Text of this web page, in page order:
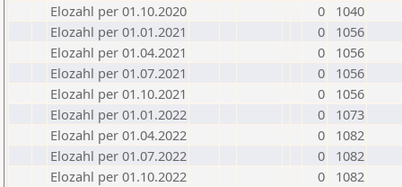
Elozahl per 01.10.2020
0
1040
Elozahl per 01.01.2021
0
1056
Elozahl per 01.04.2021
0
1056
Elozahl per 01.07.2021
0
1056
Elozahl per 01.10.2021
0
1056
Elozahl per 01.01.2022
0
1073
Elozahl per 01.04.2022
0
1082
Elozahl per 01.07.2022
0
1082
Elozahl per 01.10.2022
0
1082